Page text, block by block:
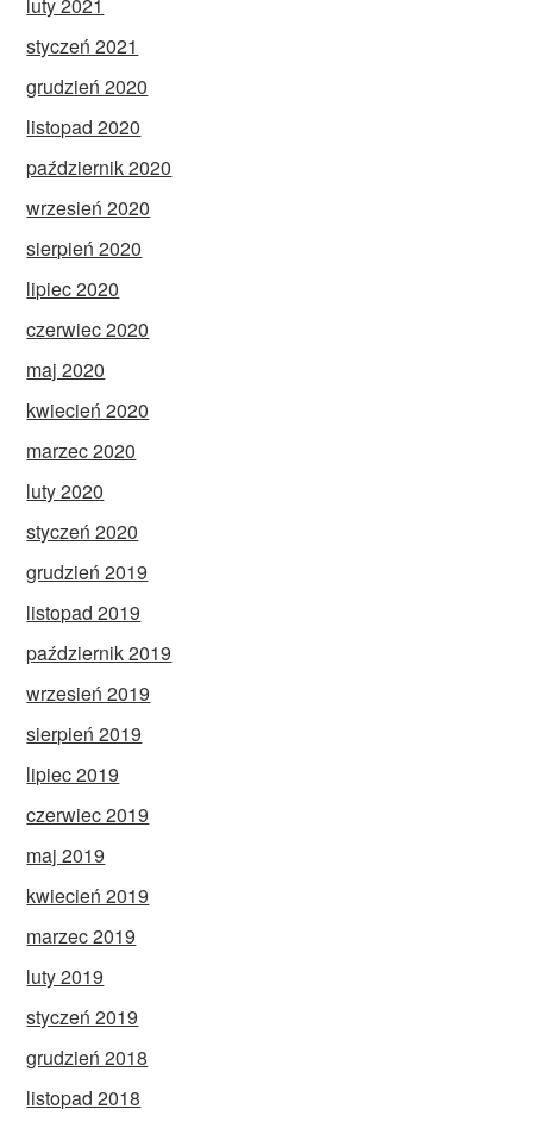
styczeń 2021
grudzień 2020
listopad 2020
październik 2020
wrzesień 2020
sierpień 2020
lipiec 2020
czerwiec 2020
maj 2020
kwiecień 2020
marzec 2020
luty 2020
styczeń 2020
grudzień 2019
listopad 2019
październik 2019
wrzesień 2019
sierpień 2019
lipiec 2019
czerwiec 2019
maj 2019
kwiecień 2019
marzec 2019
luty 2019
styczeń 2019
grudzień 2018
listopad 2018